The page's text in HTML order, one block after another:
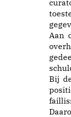
Aan
Bij